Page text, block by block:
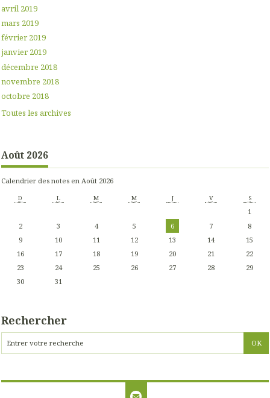
avril 2019
mars 2019
février 2019
janvier 2019
décembre 2018
novembre 2018
octobre 2018
Toutes les archives
Août 2026
Calendrier des notes en Août 2026
D L M M J V S
1
2
3 4 5 6 7
8
9
10 11 12 13 14
15
16
17 18 19 20 21
22
23
24 25 26 27 28
29
30
31
Rechercher